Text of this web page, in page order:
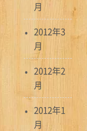
月
2012年3
月
2012年2
月
2012年1
月